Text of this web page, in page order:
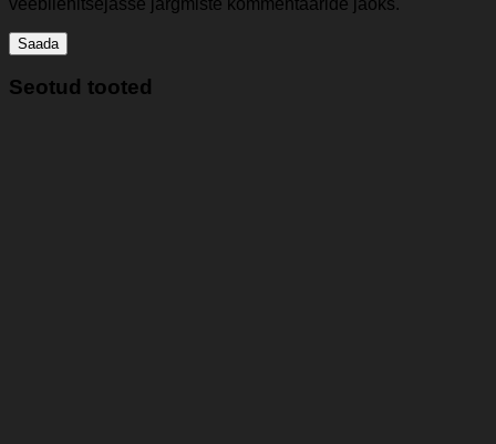
Seotud tooted